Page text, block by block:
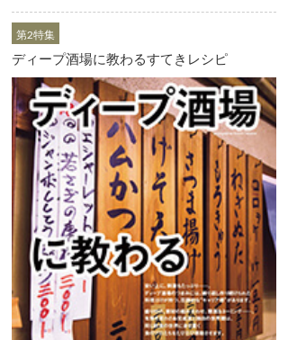
第2特集
ディープ酒場に教わるすてきレシピ